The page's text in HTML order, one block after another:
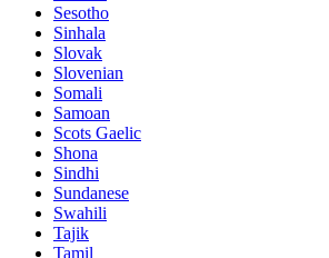
Sesotho
Sinhala
Slovak
Slovenian
Somali
Samoan
Scots Gaelic
Shona
Sindhi
Sundanese
Swahili
Tajik
Tamil